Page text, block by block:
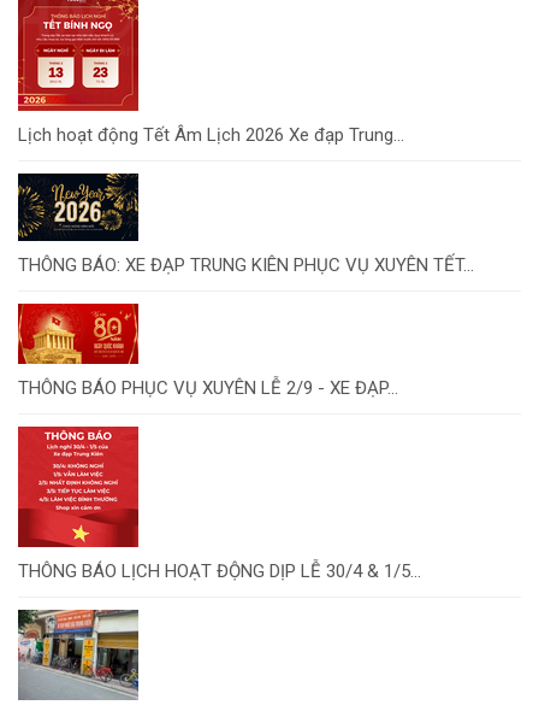
Lịch hoạt động Tết Âm Lịch 2026 Xe đạp Trung...
THÔNG BÁO: XE ĐẠP TRUNG KIÊN PHỤC VỤ XUYÊN TẾT...
THÔNG BÁO PHỤC VỤ XUYÊN LỄ 2/9 - XE ĐẠP...
THÔNG BÁO LỊCH HOẠT ĐỘNG DỊP LỄ 30/4 & 1/5...